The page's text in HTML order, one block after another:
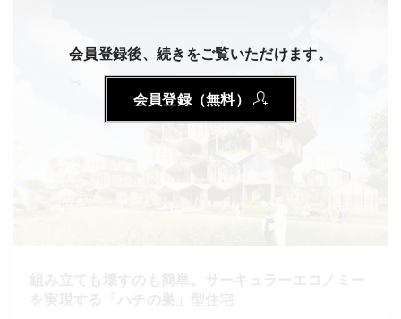
会員登録後、続きをご覧いただけます。
会員登録（無料）